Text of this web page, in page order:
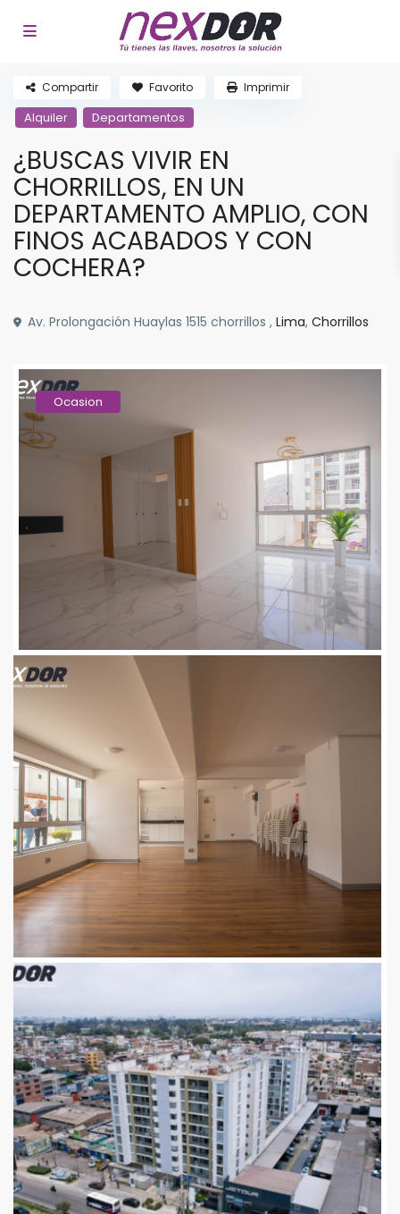
Alquiler Departamentos
¿BUSCAS VIVIR EN
CHORRILLOS, EN UN
DEPARTAMENTO AMPLIO, CON
FINOS ACABADOS Y CON
COCHERA?
Av. Prolongación Huaylas 1515 chorrillos ,Lima,Chorrillos
Compartir Favorito Imprimir
Ocasion